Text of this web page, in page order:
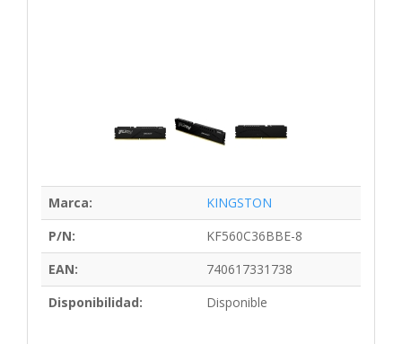
Marca:
KINGSTON
P/N:
KF560C36BBE-8
EAN:
740617331738
Disponibilidad:
Disponible